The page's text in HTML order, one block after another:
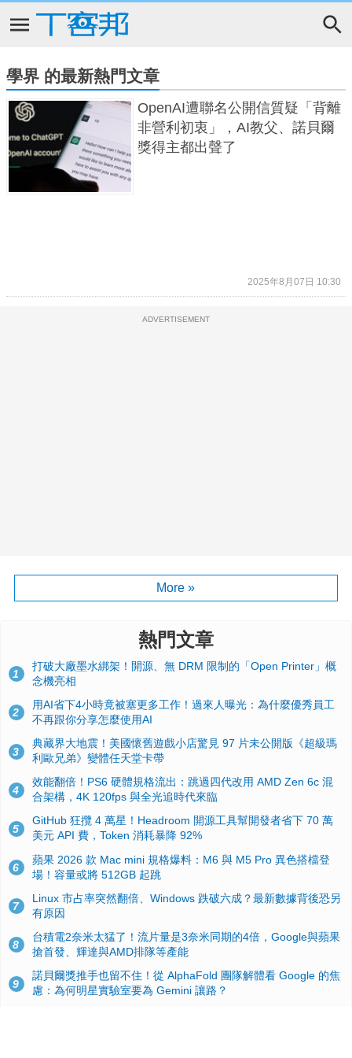
學界 的最新熱門文章
OpenAI遭聯名公開信質疑「背離
非營利初衷」，AI教父、諾貝爾
獎得主都出聲了
2025年8月07日 10:30
ADVERTISEMENT
More »
熱門文章
1
打破大廠墨水綁架！開源、無 DRM 限制的「Open Printer」概
念機亮相
2
用AI省下4小時竟被塞更多工作！過來人曝光：為什麼優秀員工
不再跟你分享怎麼使用AI
3
典藏界大地震！美國懷舊遊戲小店驚見 97 片未公開版《超級瑪
利歐兄弟》變體任天堂卡帶
4
效能翻倍！PS6 硬體規格流出：跳過四代改用 AMD Zen 6c 混
合架構，4K 120fps 與全光追時代來臨
5
GitHub 狂攬 4 萬星！Headroom 開源工具幫開發者省下 70 萬
美元 API 費，Token 消耗暴降 92%
6
蘋果 2026 款 Mac mini 規格爆料：M6 與 M5 Pro 異色搭檔登
場！容量或將 512GB 起跳
7
Linux 市占率突然翻倍、Windows 跌破六成？最新數據背後恐另
有原因
8
台積電2奈米太猛了！流片量是3奈米同期的4倍，Google與蘋果
搶首發、輝達與AMD排隊等產能
9
諾貝爾獎推手也留不住！從 AlphaFold 團隊解體看 Google 的焦
慮：為何明星實驗室要為 Gemini 讓路？